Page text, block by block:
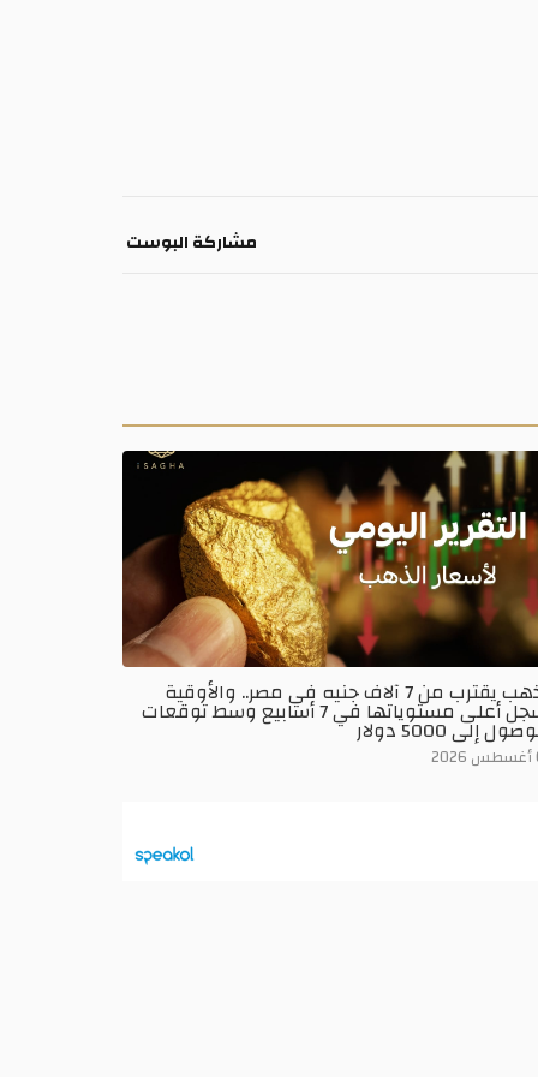
مشاركة البوست
الذهب يقترب من 7 آلاف جنيه في مصر.. والأوقية
تسجل أعلى مستوياتها في 7 أسابيع وسط توقعات
إلى 5000 دولار